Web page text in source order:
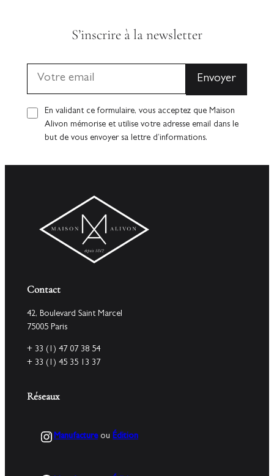
S’inscrire à la newsletter
En validant ce formulaire, vous acceptez que Maison
Alivon mémorise et utilise votre adresse email dans le
but de vous envoyer sa lettre d’informations.
Contact
42, Boulevard Saint Marcel
75005 Paris
+ 33 (1) 47 07 38 54
+ 33 (1) 45 35 13 37
Réseaux
Instagram
Manufactureou Édition